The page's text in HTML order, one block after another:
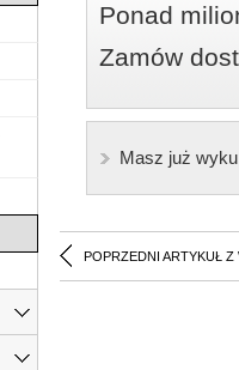
Ponad
Zamów
Masz już
POPRZEDNI ARTYKUŁ Z